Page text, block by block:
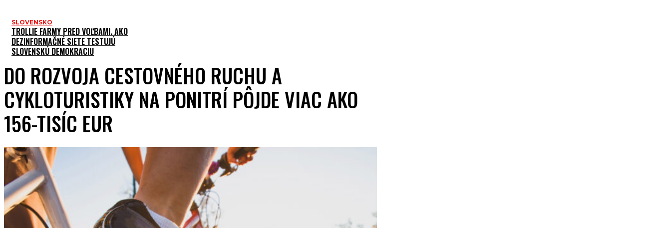
SLOVENSKO
TROLLIE FARMY PRED VOĽBAMI. AKO
DEZINFORMAČNÉ SIETE TESTUJÚ
SLOVENSKÚ DEMOKRACIU
DO ROZVOJA CESTOVNÉHO RUCHU A
CYKLOTURISTIKY NA PONITRÍ PÔJDE VIAC AKO
156-TISÍC EUR